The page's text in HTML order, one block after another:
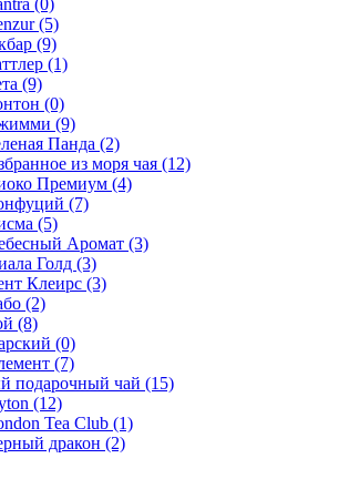
(5)
(9)
(1)
(9)
(0)
(9)
Панда (2)
из моря чая (12)
Премиум (4)
(7)
(5)
Аромат (3)
Голд (3)
Клеирс (3)
(2)
(8)
(0)
(7)
подарочный чай (15)
(12)
Tea Club (1)
дракон (2)